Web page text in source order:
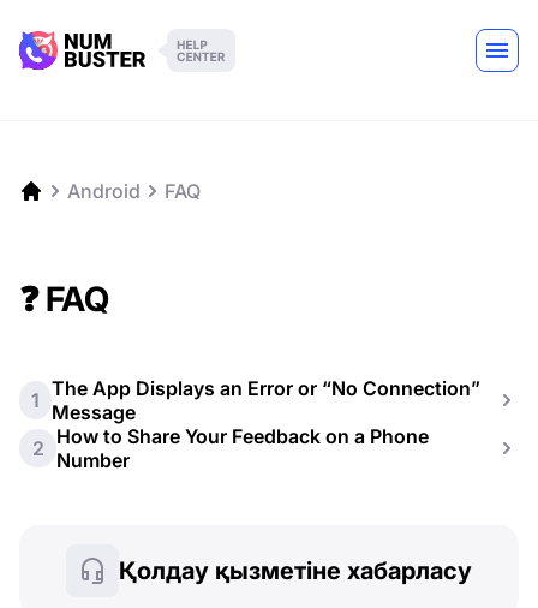
Android FAQ
❓ FAQ
1 The App Displays an Error or “No Connection”
Message
2 How to Share Your Feedback on a Phone
Number
Қолдау қызметіне хабарласу